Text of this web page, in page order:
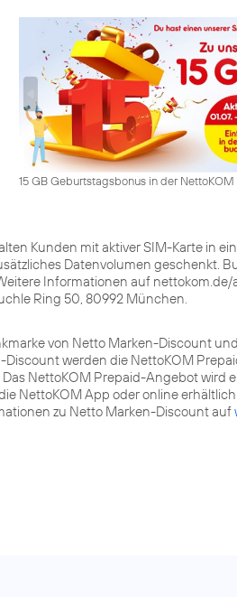
15 GB Geburtstagsbonus in der NettoKOM
Kunden mit aktiver SIM-Karte in
Datenvolumen geschenkt.
Informationen auf
Ring 50, 80992 München.
von Netto Marken-Discount
werden die NettoKOM
NettoKOM Prepaid-Angebot wird
NettoKOM App oder online
zu Netto Marken-Discount auf